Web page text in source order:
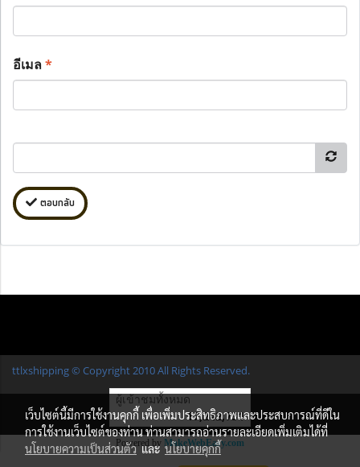
อีเมล*
ตอบกลับ
ttlxshipping © Copyright 2010 All Rights Reserved.
ผู้เข้าชมทั้งหมด
17,242,731
Powered by MakeWebEasy.com
เว็บไซต์นี้มีการใช้งานคุกกี้ เพื่อเพิ่มประสิทธิภาพและประสบการณ์ที่ดีใน
การใช้งานเว็บไซต์ของท่าน ท่านสามารถอ่านรายละเอียดเพิ่มเติมได้ที่
นโยบายความเป็นส่วนตัวและ นโยบายคุกกี้